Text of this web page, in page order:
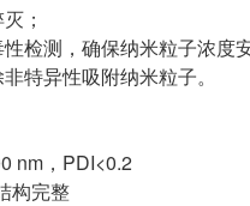
；
检测，确保纳米粒子浓度
特异性吸附纳米粒子。
nm，PDI<0.2
构完整